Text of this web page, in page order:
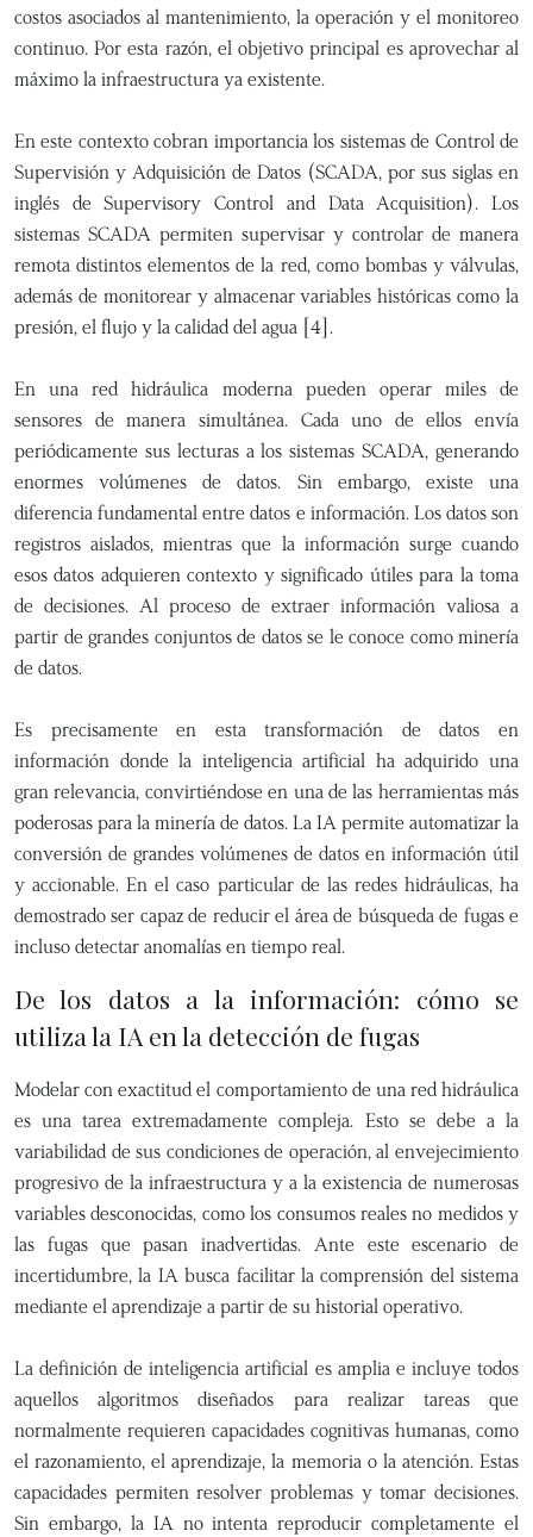
costos asociados al mantenimiento, la operación y el monitoreo
continuo. Por esta razón, el objetivo principal es aprovechar al
máximo la infraestructura ya existente.
En este contexto cobran importancia los sistemas de Control de
Supervisión y Adquisición de Datos (SCADA, por sus siglas en
inglés de Supervisory Control and Data Acquisition). Los
sistemas SCADA permiten supervisar y controlar de manera
remota distintos elementos de la red, como bombas y válvulas,
además de monitorear y almacenar variables históricas como la
presión, el flujo y la calidad del agua [4].
En una red hidráulica moderna pueden operar miles de
sensores de manera simultánea. Cada uno de ellos envía
periódicamente sus lecturas a los sistemas SCADA, generando
enormes volúmenes de datos. Sin embargo, existe una
diferencia fundamental entre datos e información. Los datos son
registros aislados, mientras que la información surge cuando
esos datos adquieren contexto y significado útiles para la toma
de decisiones. Al proceso de extraer información valiosa a
partir de grandes conjuntos de datos se le conoce como minería
de datos.
Es precisamente en esta transformación de datos en
información donde la inteligencia artificial ha adquirido una
gran relevancia, convirtiéndose en una de las herramientas más
poderosas para la minería de datos. La IA permite automatizar la
conversión de grandes volúmenes de datos en información útil
y accionable. En el caso particular de las redes hidráulicas, ha
demostrado ser capaz de reducir el área de búsqueda de fugas e
incluso detectar anomalías en tiempo real.
De los datos a la información: cómo se
utiliza la IA en la detección de fugas
Modelar con exactitud el comportamiento de una red hidráulica
es una tarea extremadamente compleja. Esto se debe a la
variabilidad de sus condiciones de operación, al envejecimiento
progresivo de la infraestructura y a la existencia de numerosas
variables desconocidas, como los consumos reales no medidos y
las fugas que pasan inadvertidas. Ante este escenario de
incertidumbre, la IA busca facilitar la comprensión del sistema
mediante el aprendizaje a partir de su historial operativo.
La definición de inteligencia artificial es amplia e incluye todos
aquellos algoritmos diseñados para realizar tareas que
normalmente requieren capacidades cognitivas humanas, como
el razonamiento, el aprendizaje, la memoria o la atención. Estas
capacidades permiten resolver problemas y tomar decisiones.
Sin embargo, la IA no intenta reproducir completamente el